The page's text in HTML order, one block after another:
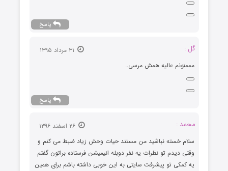
پاسخ
گل :
مممنونم عالیه همش مرسی..
پاسخ
محمد :
۲۶ اسفند ۱۳۹۶
سلام خسته نباشید من مستند حیات وحش زیاد ضبط می کنم و
وقتی دیدم تو نظرات یه نفر دوبله انیمیشن فرستاده براتون گفتم
یه کمکی تو پیشرفت سایتی به این خوبی داشته باشم برای همین